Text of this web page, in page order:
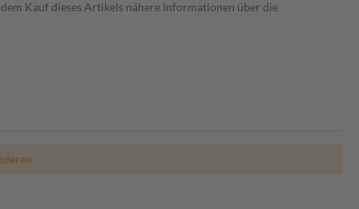
Kauf dieses Artikels nähere Informationen über die